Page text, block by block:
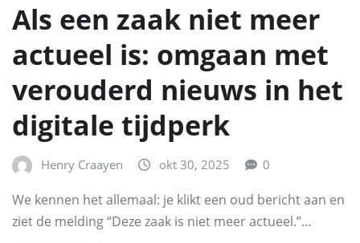
Als een zaak niet meer
actueel is: omgaan met
verouderd nieuws in het
digitale tijdperk
Henry Craayen okt 30, 2025 0
We kennen het allemaal: je klikt een oud bericht aan en
ziet de melding “Deze zaak is niet meer actueel.”…